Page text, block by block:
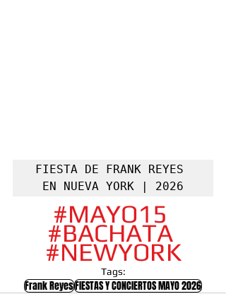
FIESTA DE FRANK REYES
EN NUEVA YORK | 2026
#MAYO15
#BACHATA
#NEWYORK
Tags:
Frank ReyesFIESTAS Y CONCIERTOS MAYO 2026